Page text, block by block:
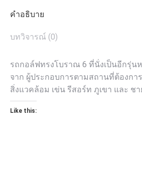
คำอธิบาย
บทวิจารณ์ (0)
รถกอล์ฟทรงโบราณ 6 ที่นั่งเป็นอีกรุ่น
จาก ผู้ประกอบการตามสถานที่ต้องกา
สิ่งแวคล้อม เข่น รีสอร์ท ภูเขา และ ชา
Like this: